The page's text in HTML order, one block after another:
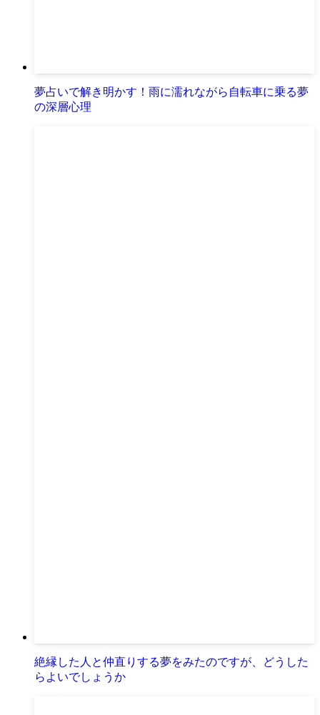
夢占いで解き明かす！雨に濡れながら自転車に乗る夢
の深層心理
絶縁した人と仲直りする夢をみたのですが、どうした
らよいでしょうか